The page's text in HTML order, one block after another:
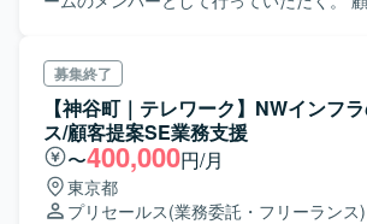
で営業経験がなくても、 開発者として顧
いう経験があれば問題なく参画いただけ
募集終了
【神谷町｜テレワーク】NWインフ
ス/顧客提案SE業務支援
〜400,000円/月
東京都
プリセールス(業務委託・フリーランス)